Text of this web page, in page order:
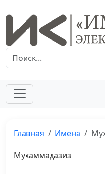
Главная Имена
Мухаммадазиз